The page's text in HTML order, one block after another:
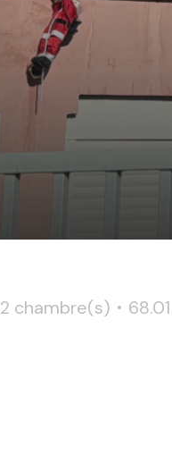
2 chambre(s)